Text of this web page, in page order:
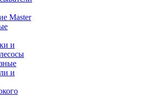
Master
и
и